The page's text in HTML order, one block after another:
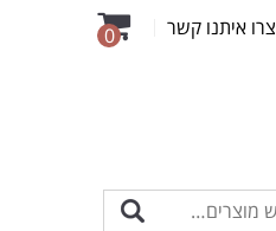
צרו איתנו קשר 0